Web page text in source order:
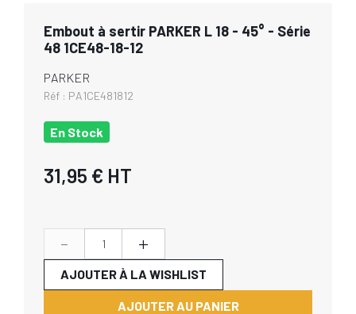
Embout à sertir PARKER L 18 - 45° - Série
48 1CE48-18-12
PARKER
Réf : PA1CE481812
En Stock
31,95 € HT
- +
AJOUTER AU PANIER
AJOUTER À LA WISHLIST